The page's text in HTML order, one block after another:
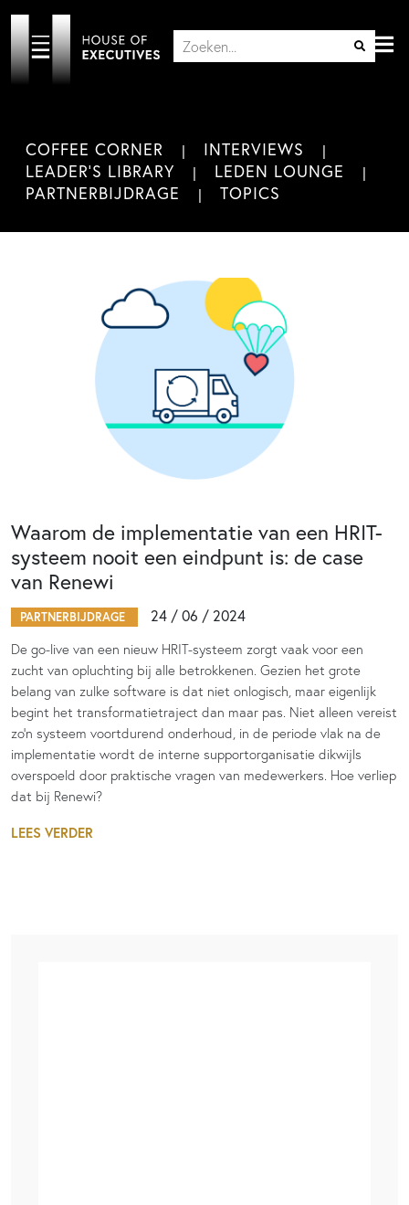
COFFEE CORNER
INTERVIEWS
LEADER'S LIBRARY
LEDEN LOUNGE
PARTNERBIJDRAGE
TOPICS
Waarom de implementatie van een HRIT-
systeem nooit een eindpunt is: de case
van Renewi
PARTNERBIJDRAGE 24 / 06 / 2024
De go-live van een nieuw HRIT-systeem zorgt vaak voor een
zucht van opluchting bij alle betrokkenen. Gezien het grote
belang van zulke software is dat niet onlogisch, maar eigenlijk
begint het transformatietraject dan maar pas. Niet alleen vereist
zo’n systeem voortdurend onderhoud, in de periode vlak na de
implementatie wordt de interne supportorganisatie dikwijls
overspoeld door praktische vragen van medewerkers. Hoe verliep
dat bij Renewi?
LEES VERDER